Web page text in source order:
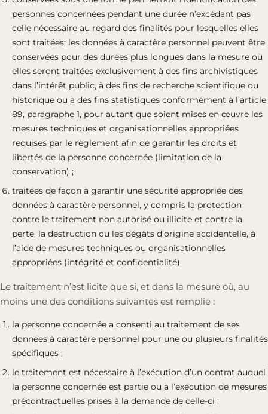
personnes concernées pendant une durée n’excédant pas
celle nécessaire au regard des finalités pour lesquelles elles
sont traitées; les données à caractère personnel peuvent être
conservées pour des durées plus longues dans la mesure où
elles seront traitées exclusivement à des fins archivistiques
dans l’intérêt public, à des fins de recherche scientifique ou
historique ou à des fins statistiques conformément à l’article
89, paragraphe 1, pour autant que soient mises en œuvre les
mesures techniques et organisationnelles appropriées
requises par le règlement afin de garantir les droits et
libertés de la personne concernée (limitation de la
conservation) ;
traitées de façon à garantir une sécurité appropriée des
données à caractère personnel, y compris la protection
contre le traitement non autorisé ou illicite et contre la
perte, la destruction ou les dégâts d’origine accidentelle, à
l’aide de mesures techniques ou organisationnelles
appropriées (intégrité et confidentialité).
Le traitement n’est licite que si, et dans la mesure où, au
moins une des conditions suivantes est remplie :
la personne concernée a consenti au traitement de ses
données à caractère personnel pour une ou plusieurs finalités
spécifiques ;
le traitement est nécessaire à l’exécution d’un contrat auquel
la personne concernée est partie ou à l’exécution de mesures
précontractuelles prises à la demande de celle-ci ;